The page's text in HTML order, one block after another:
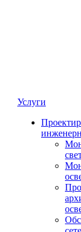
Услуги